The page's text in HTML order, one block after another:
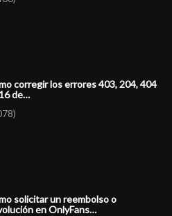
corregir los errores 403, 204, 404
de…
solicitar un reembolso o
en OnlyFans…